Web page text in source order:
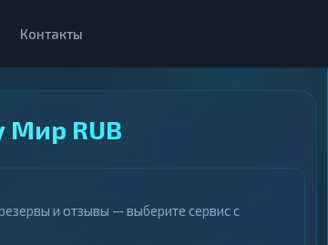
Контакты
Мир RUB
и отзывы — выберите сервис с